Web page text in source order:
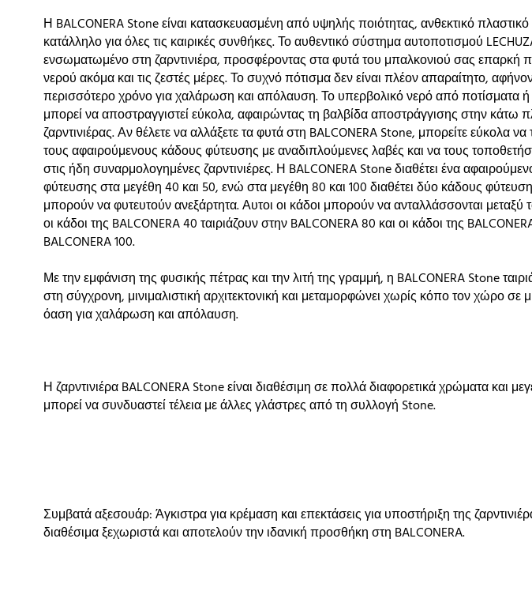
Η BALCONERA Stone είναι κατασκευασμένη από υψηλής ποιότητας, ανθεκτικό πλαστικό
κατάλληλο για όλες τις καιρικές συνθήκες. Το αυθεντικό σύστημα αυτοποτισμού
ενσωματωμένο στη ζαρντινιέρα, προσφέροντας στα φυτά του μπαλκονιού σας επαρκή
νερού ακόμα και τις ζεστές μέρες. Το συχνό πότισμα δεν είναι πλέον απαραίτητο,
περισσότερο χρόνο για χαλάρωση και απόλαυση. Το υπερβολικό νερό από ποτίσματα
μπορεί να αποστραγγιστεί εύκολα, αφαιρώντας τη βαλβίδα αποστράγγισης στην κάτω
ζαρντινιέρας. Αν θέλετε να αλλάξετε τα φυτά στη BALCONERA Stone, μπορείτε εύκολα να
τους αφαιρούμενους κάδους φύτευσης με αναδιπλούμενες λαβές και να τους
στις ήδη συναρμολογημένες ζαρντινιέρες. Η BALCONERA Stone διαθέτει ένα
φύτευσης στα μεγέθη 40 και 50, ενώ στα μεγέθη 80 και 100 διαθέτει δύο κάδους
μπορούν να φυτευτούν ανεξάρτητα. Αυτοι οι κάδοι μπορούν να ανταλλάσσονται
οι κάδοι της BALCONERA 40 ταιριάζουν στην BALCONERA 80 και οι κάδοι της
BALCONERA 100.
Με την εμφάνιση της φυσικής πέτρας και την λιτή της γραμμή, η BALCONERA Stone
στη σύγχρονη, μινιμαλιστική αρχιτεκτονική και μεταμορφώνει χωρίς κόπο τον χώρο σε
όαση για χαλάρωση και απόλαυση.
Η ζαρντινιέρα BALCONERA Stone είναι διαθέσιμη σε πολλά διαφορετικά χρώματα και
μπορεί να συνδυαστεί τέλεια με άλλες γλάστρες από τη συλλογή Stone.
Συμβατά αξεσουάρ: Άγκιστρα για κρέμαση και επεκτάσεις για υποστήριξη της
διαθέσιμα ξεχωριστά και αποτελούν την ιδανική προσθήκη στη BALCONERA.